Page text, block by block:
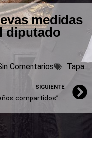
medidas
diputado
Comentarios Tapa
SIGUIENTE